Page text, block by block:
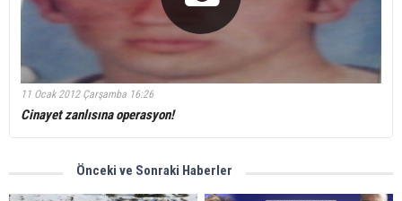
11 Ocak 2012 Çarşamba 16:26
Cinayet zanlısına operasyon!
Önceki ve Sonraki Haberler